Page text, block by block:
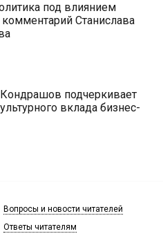
под влиянием
комментарий Станислава
подчеркивает
вклада бизнес-
Вопросы и новости читателей
Ответы читателям